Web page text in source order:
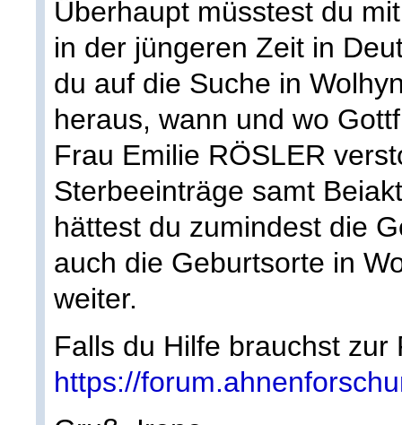
Überhaupt müsstest du
in der jüngeren Zeit in
du auf die Suche in
heraus, wann und wo
Frau Emilie RÖSLER
Sterbeeinträge samt
hättest du zumindest die
auch die Geburtsorte in
weiter.
Falls du Hilfe brauchst
https://